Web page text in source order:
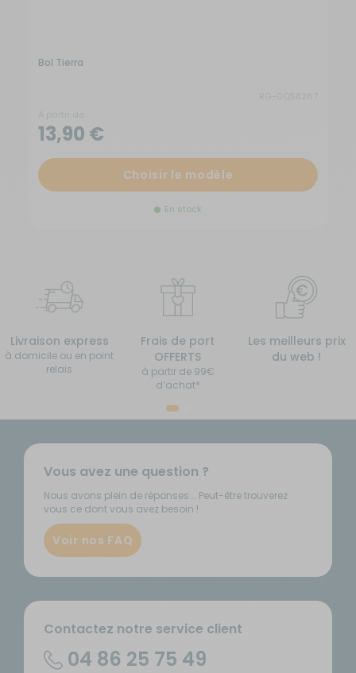
Bol Tierra
13,90 €
Choisir le modèle
En stock
Livraison express
à domicile ou en point
relais
Frais de port
OFFERTS
à partir de 99€
d’achat*
Les meilleurs prix
du web !
Vous avez une question ?
Nous avons plein de réponses... Peut-être trouverez
vous ce dont vous avez besoin !
Voir nos FAQ
Contactez notre service client
04 86 25 75 49